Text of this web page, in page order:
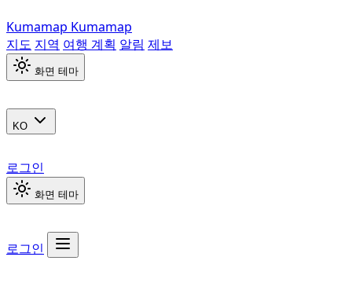
Kumamap Kumamap
지도 지역 여행 계획 알림 제보
화면 테마
KO
로그인
화면 테마
로그인